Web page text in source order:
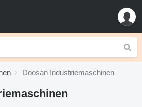
Doosan Industriemaschinen